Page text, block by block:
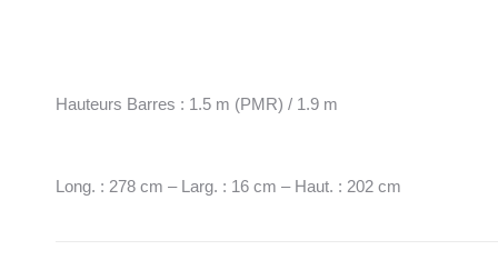
Hauteurs Barres : 1.5 m (PMR) / 1.9 m
Long. : 278 cm – Larg. : 16 cm – Haut. : 202 cm